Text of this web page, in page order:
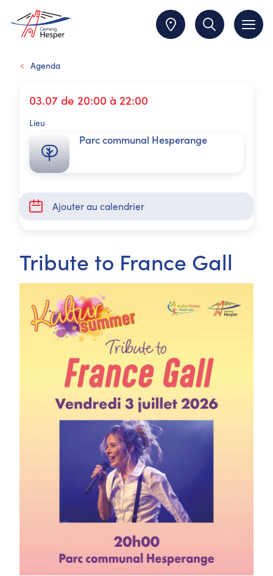
Agenda
03.07 de 20:00 à 22:00
Lieu
Parc communal Hesperange
Ajouter au calendrier
Tribute to France Gall